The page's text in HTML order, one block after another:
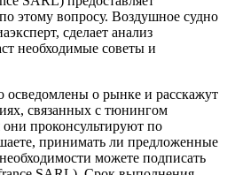
этому вопросу. Воздушное судно
сделает анализ
необходимые советы и
о рынке и расскажут
связанных с тюнингом
проконсультируют по
принимать ли предложенные
можете подписать